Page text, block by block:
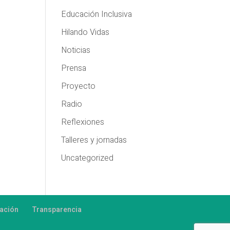
Educación Inclusiva
Hilando Vidas
Noticias
Prensa
Proyecto
Radio
Reflexiones
Talleres y jornadas
Uncategorized
Transparencia